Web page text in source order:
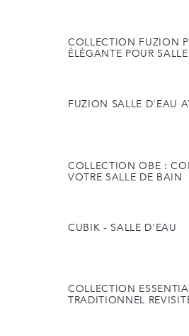
COLLECTION FUZION
ÉLÉGANTE POUR
FUZION SALLE D'EAU
COLLECTION OBE :
VOTRE SALLE DE BAIN
CUBIK - SALLE D'EAU
COLLECTION
TRADITIONNEL